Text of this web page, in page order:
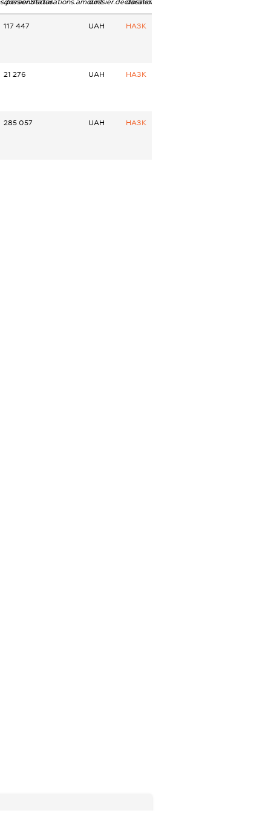
dossier.declarations.amountdossier.declarations.currency
dossier.declarations.source
117 447 UAH НАЗК
21 276 UAH НАЗК
285 057 UAH НАЗК